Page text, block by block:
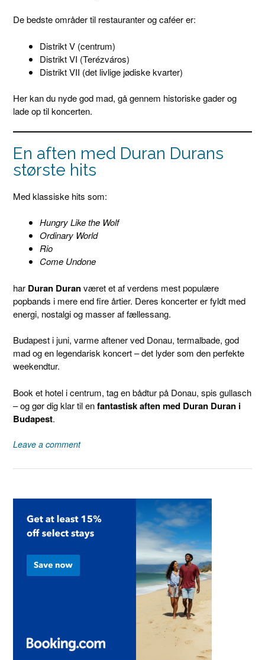
De bedste områder til restauranter og caféer er:
Distrikt V (centrum)
Distrikt VI (Terézváros)
Distrikt VII (det livlige jødiske kvarter)
Her kan du nyde god mad, gå gennem historiske gader og
lade op til koncerten.
En aften med Duran Durans
største hits
Med klassiske hits som:
Hungry Like the Wolf
Ordinary World
Rio
Come Undone
har Duran Duranværet et af verdens mest populære
popbands i mere end fire årtier. Deres koncerter er fyldt med
energi, nostalgi og masser af fællessang.
Budapest i juni, varme aftener ved Donau, termalbade, god
mad og en legendarisk koncert – det lyder som den perfekte
weekendtur.
Book et hotel i centrum, tag en bådtur på Donau, spis gullasch
– og gør dig klar til enfantastisk aften med Duran Duran i
Budapest.
Leave a comment